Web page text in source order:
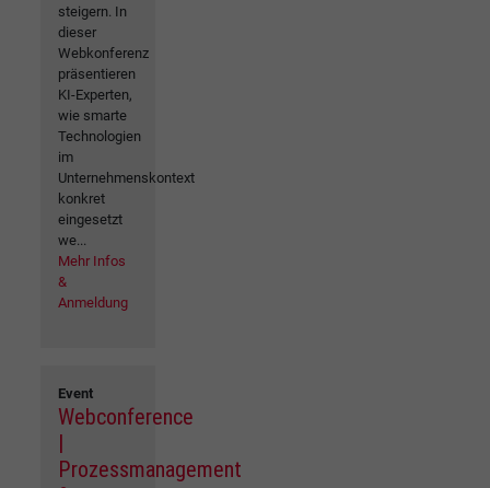
steigern. In
dieser
Webkonferenz
präsentieren
KI-Experten,
wie smarte
Technologien
im
Unternehmenskontext
konkret
eingesetzt
we...
Mehr Infos
&
Anmeldung
Event
Webconference
|
Prozessmanagement